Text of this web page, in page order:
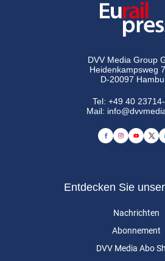
DVV Media Group
Heidenkampsweg
D-20097
Tel:+49 40
Mail:
Entdecken Sie
Nachrichten
Abonnement
DVV Media Abo